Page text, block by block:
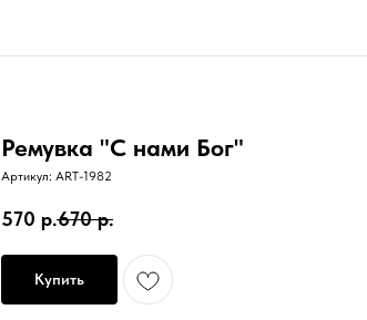
Ремувка "С нами Бог"
Артикул: ART-1982
570 р.670 р.
Купить